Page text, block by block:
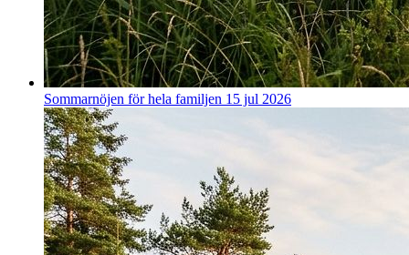
Sommarnöjen för hela familjen 15 jul 2026